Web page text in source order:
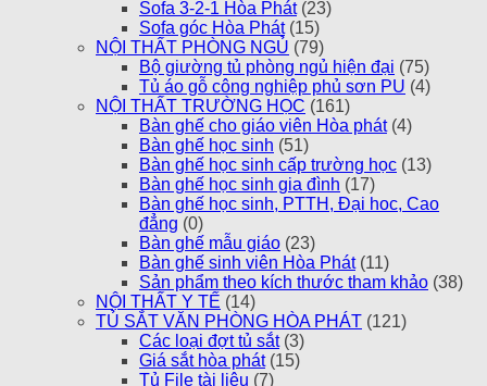
Sofa 3-2-1 Hòa Phát (23)
Sofa góc Hòa Phát (15)
NỘI THẤT PHÒNG NGỦ (79)
Bộ giường tủ phòng ngủ hiện đại (75)
Tủ áo gỗ công nghiệp phủ sơn PU (4)
NỘI THẤT TRƯỜNG HỌC (161)
Bàn ghế cho giáo viên Hòa phát (4)
Bàn ghế học sinh (51)
Bàn ghế học sinh cấp trường học (13)
Bàn ghế học sinh gia đình (17)
Bàn ghế học sinh, PTTH, Đại hoc, Cao
đẳng (0)
Bàn ghế mẫu giáo (23)
Bàn ghế sinh viên Hòa Phát (11)
Sản phẩm theo kích thước tham khảo (38)
NỘI THẤT Y TẾ (14)
TỦ SẮT VĂN PHÒNG HÒA PHÁT (121)
Các loại đợt tủ sắt (3)
Giá sắt hòa phát (15)
Tủ File tài liệu (7)